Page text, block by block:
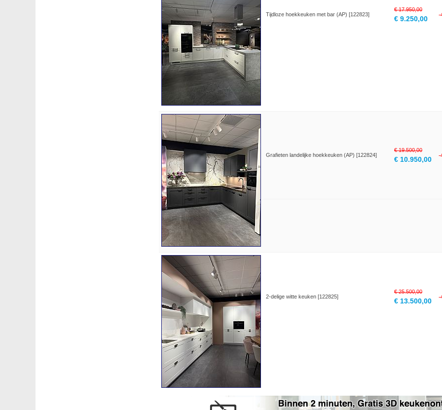
Tijdloze hoekkeuken met bar (AP) [122823]
€ 17.950,00
€ 9.250,00
-
Grafieten landelijke hoekkeuken (AP) [122824]
€ 19.500,00
€ 10.950,00
-
2-delige witte keuken [122825]
€ 25.500,00
€ 13.500,00
-